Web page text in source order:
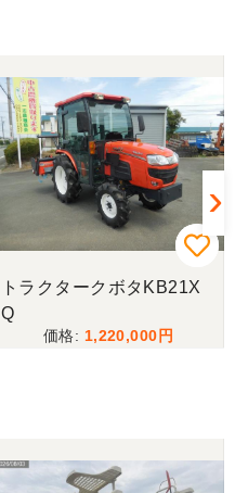
トラクタークボタKB21X
Q
1,220,000